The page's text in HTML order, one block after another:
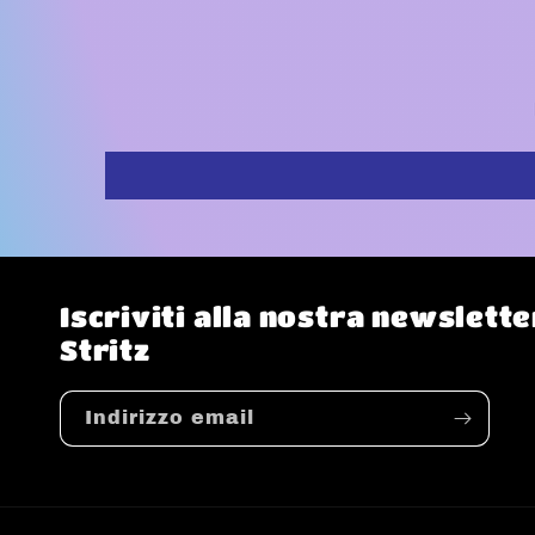
Iscriviti alla nostra
Stritz
Indirizzo email